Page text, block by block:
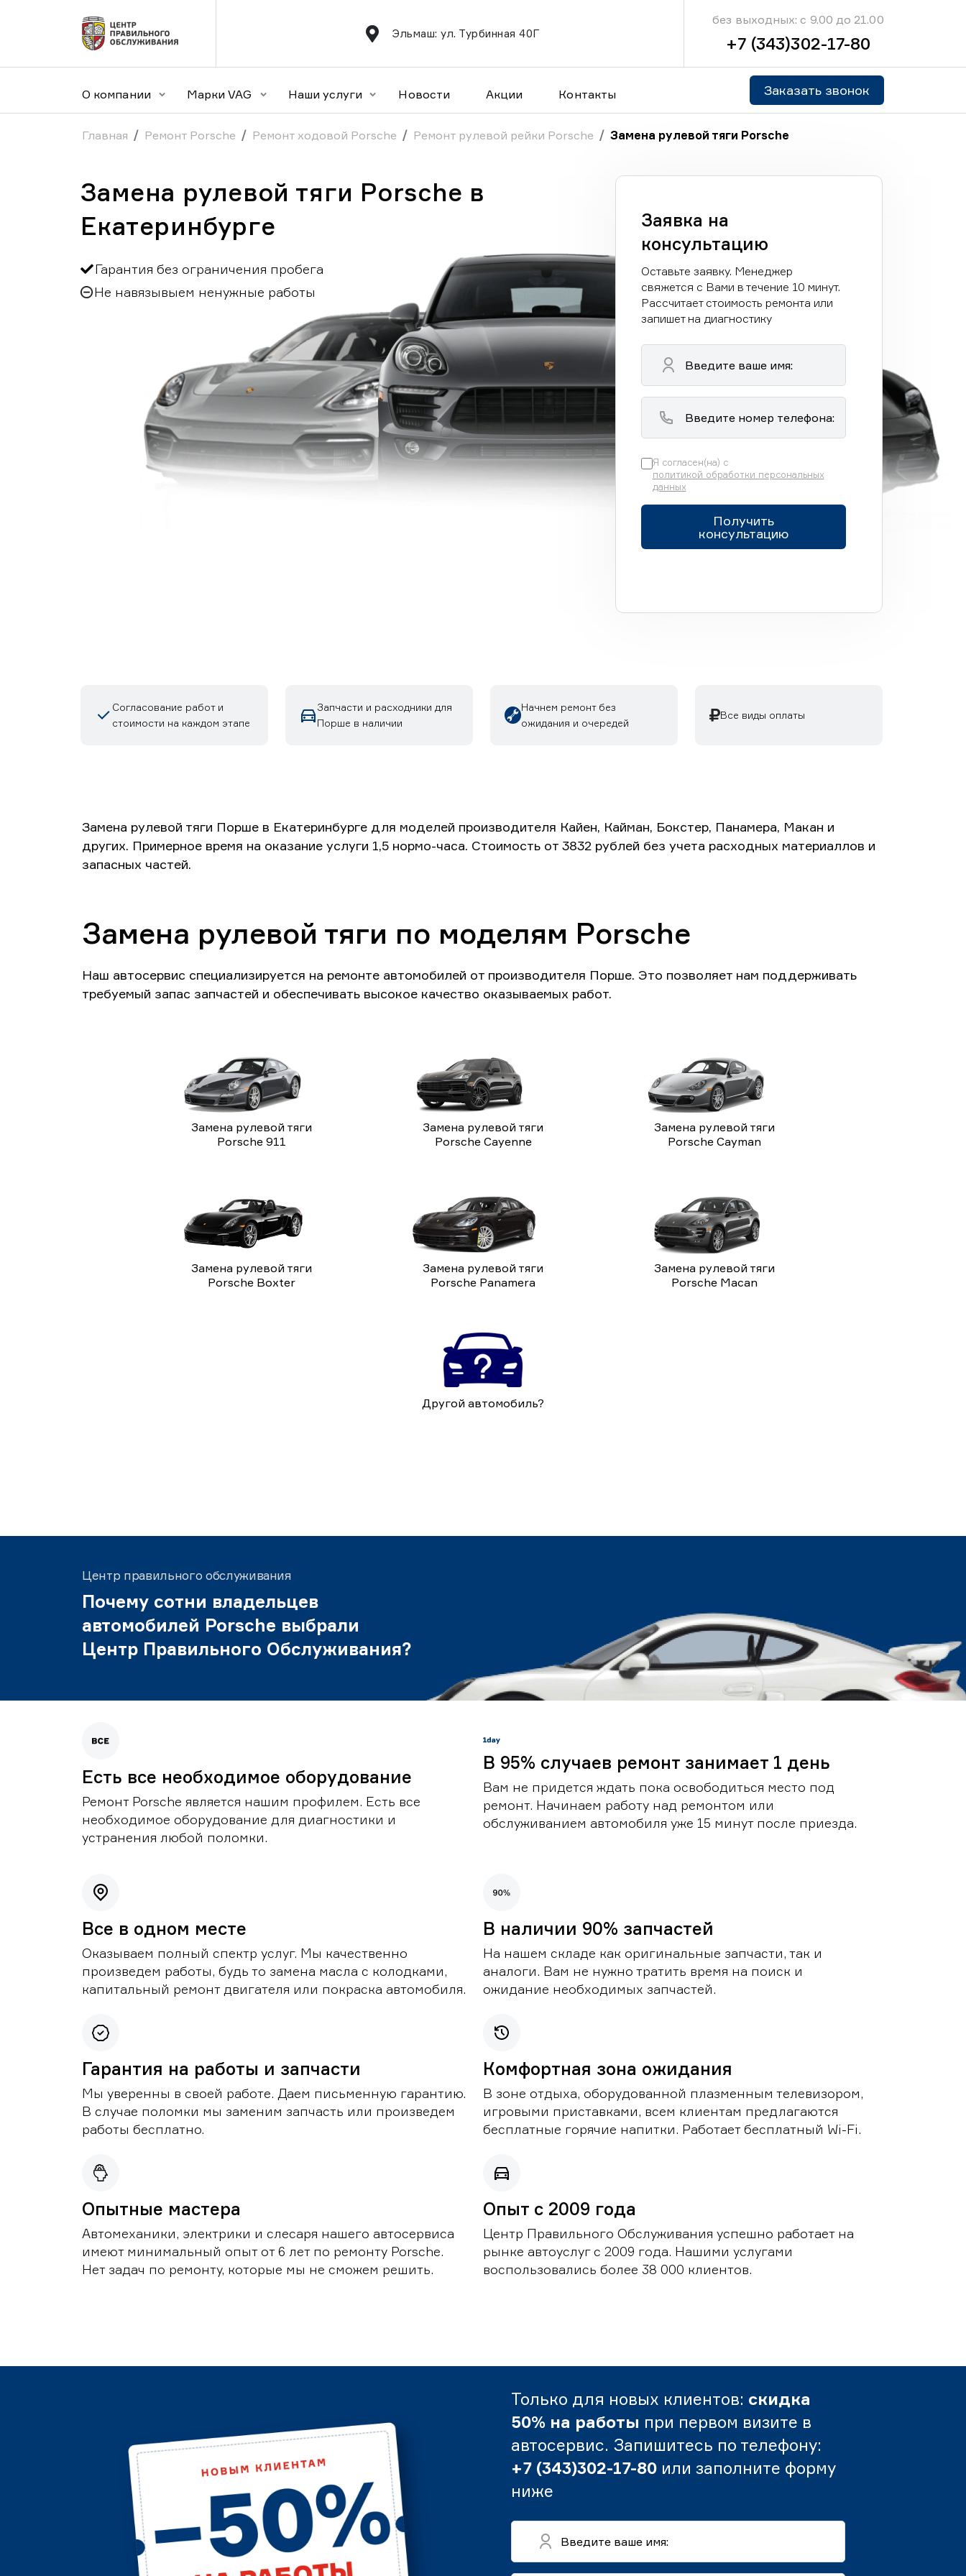
Эльмаш: ул. Турбинная 40Г
без выходных: с 9.00 до 21.00
+7 (343)302-17-80
О компании Марки VAG Наши услуги Новости Акции Контакты Заказать звонок
Главная Ремонт Porsche Ремонт ходовой Porsche Ремонт рулевой рейки Porsche Замена рулевой тяги Porsche
Замена рулевой тяги Porsche в
Екатеринбурге
Гарантия без ограничения пробега
Не навязывыем ненужные работы
Заявка на
консультацию
Оставьте заявку. Менеджер
свяжется с Вами в течение 10 минут.
Рассчитает стоимость ремонта или
запишет на диагностику
Я согласен(на) с
политикой обработки персональных
данных
Получить
консультацию
Согласование работ и
стоимости на каждом этапе
Запчасти и расходники для
Порше в наличии
Начнем ремонт без
ожидания и очередей
Все виды оплаты
Замена рулевой тяги Порше в Екатеринбурге для моделей производителя Кайен, Кайман, Бокстер, Панамера, Макан и
других. Примерное время на оказание услуги 1,5 нормо-часа. Стоимость от 3832 рублей без учета расходных материаллов и
запасных частей.
Замена рулевой тяги по моделям Porsche
Наш автосервис специализируется на ремонте автомобилей от производителя Порше. Это позволяет нам поддерживать
требуемый запас запчастей и обеспечивать высокое качество оказываемых работ.
Замена рулевой тяги
Porsche 911
Замена рулевой тяги
Porsche Cayenne
Замена рулевой тяги
Porsche Cayman
Замена рулевой тяги
Porsche Boxter
Замена рулевой тяги
Porsche Panamera
Замена рулевой тяги
Porsche Macan
Другой автомобиль?
Центр правильного обслуживания
Почему сотни владельцев
автомобилей Porsche выбрали
Центр Правильного Обслуживания?
Есть все необходимое оборудование
Ремонт Porsche является нашим профилем. Есть все
необходимое оборудование для диагностики и
устранения любой поломки.
В 95% случаев ремонт занимает 1 день
Вам не придется ждать пока освободиться место под
ремонт. Начинаем работу над ремонтом или
обслуживанием автомобиля уже 15 минут после приезда.
Все в одном месте
Оказываем полный спектр услуг. Мы качественно
произведем работы, будь то замена масла с колодками,
капитальный ремонт двигателя или покраска автомобиля.
В наличии 90% запчастей
На нашем складе как оригинальные запчасти, так и
аналоги. Вам не нужно тратить время на поиск и
ожидание необходимых запчастей.
Гарантия на работы и запчасти
Мы уверенны в своей работе. Даем письменную гарантию.
В случае поломки мы заменим запчасть или произведем
работы бесплатно.
Комфортная зона ожидания
В зоне отдыха, оборудованной плазменным телевизором,
игровыми приставками, всем клиентам предлагаются
бесплатные горячие напитки. Работает бесплатный Wi-Fi.
Опытные мастера
Автомеханики, электрики и слесаря нашего автосервиса
имеют минимальный опыт от 6 лет по ремонту Porsche.
Нет задач по ремонту, которые мы не сможем решить.
Опыт с 2009 года
Центр Правильного Обслуживания успешно работает на
рынке автоуслуг с 2009 года. Нашими услугами
воспользовались более 38 000 клиентов.
Только для новых клиентов: скидка
50% на работы при первом визите в
автосервис. Запишитесь по телефону:
+7 (343)302-17-80 или заполните форму
ниже